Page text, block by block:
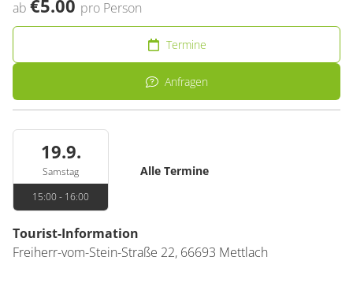
ab €5.00 pro Person
Termine
Anfragen
19.9.
Samstag
15:00 - 16:00
Alle Termine
Tourist-Information
Freiherr-vom-Stein-Straße 22, 66693 Mettlach